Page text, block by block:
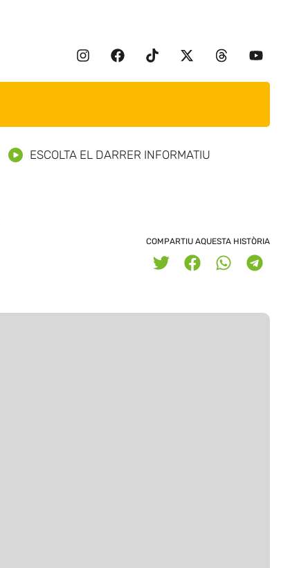
ESCOLTA EL DARRER INFORMATIU
COMPARTIU AQUESTA HISTÒRIA